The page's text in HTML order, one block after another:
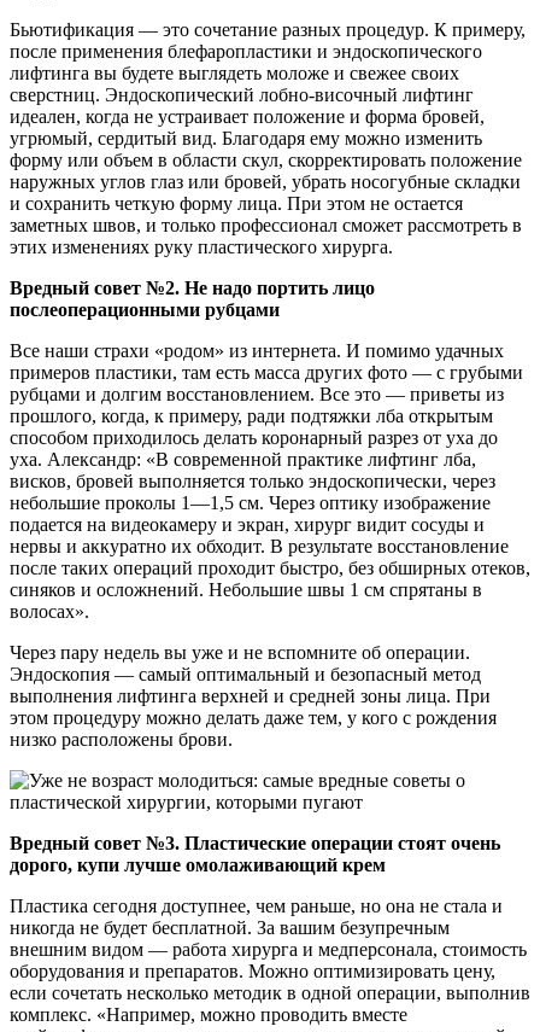
Бьютификация — это сочетание разных процедур. К примеру,
после применения блефаропластики и эндоскопического
лифтинга вы будете выглядеть моложе и свежее своих
сверстниц. Эндоскопический лобно-височный лифтинг
идеален, когда не устраивает положение и форма бровей,
угрюмый, сердитый вид. Благодаря ему можно изменить
форму или объем в области скул, скорректировать положение
наружных углов глаз или бровей, убрать носогубные складки
и сохранить четкую форму лица. При этом не остается
заметных швов, и только профессионал сможет рассмотреть в
этих изменениях руку пластического хирурга.
Вредный совет №2. Не надо портить лицо
послеоперационными рубцами
Все наши страхи «родом» из интернета. И помимо удачных
примеров пластики, там есть масса других фото — с грубыми
рубцами и долгим восстановлением. Все это — приветы из
прошлого, когда, к примеру, ради подтяжки лба открытым
способом приходилось делать коронарный разрез от уха до
уха. Александр: «В современной практике лифтинг лба,
висков, бровей выполняется только эндоскопически, через
небольшие проколы 1—1,5 см. Через оптику изображение
подается на видеокамеру и экран, хирург видит сосуды и
нервы и аккуратно их обходит. В результате восстановление
после таких операций проходит быстро, без обширных отеков,
синяков и осложнений. Небольшие швы 1 см спрятаны в
волосах».
Через пару недель вы уже и не вспомните об операции.
Эндоскопия — самый оптимальный и безопасный метод
выполнения лифтинга верхней и средней зоны лица. При
этом процедуру можно делать даже тем, у кого с рождения
низко расположены брови.
Вредный совет №3. Пластические операции стоят очень
дорого, купи лучше омолаживающий крем
Пластика сегодня доступнее, чем раньше, но она не стала и
никогда не будет бесплатной. За вашим безупречным
внешним видом — работа хирурга и медперсонала, стоимость
оборудования и препаратов. Можно оптимизировать цену,
если сочетать несколько методик в одной операции, выполнив
комплекс. «Например, можно проводить вместе